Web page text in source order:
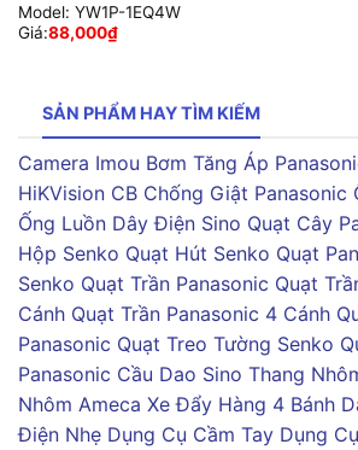
Model: YW1P-1EQ4W
Giá:88,000₫
SẢN PHẨM HAY TÌM KIẾM
Camera Imou Bơm Tăng Áp
HiKVision CB Chống Giật Panasonic
Ống Luồn Dây Điện Sino Quạt Cây
Hộp Senko Quạt Hút Senko Quạt
Senko Quạt Trần Panasonic Quạt
Cánh Quạt Trần Panasonic 4 Cánh
Panasonic Quạt Treo Tường Senko
Panasonic Cầu Dao Sino Thang
Nhôm Ameca Xe Đẩy Hàng 4 Bánh
Điện Nhẹ Dụng Cụ Cầm Tay Dụng